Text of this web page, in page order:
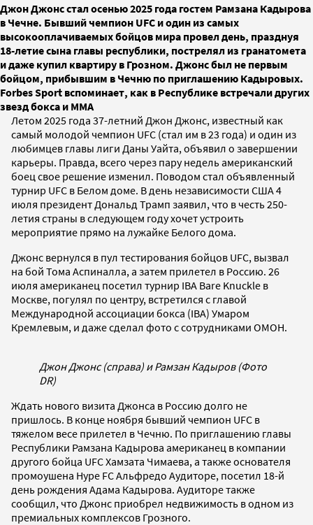
Джон Джонс стал осенью 2025 года гостем Рамзана Кадырова
в Чечне. Бывший чемпион UFC и один из самых
высокооплачиваемых бойцов мира провел день, празднуя
18-летие сына главы республики, пострелял из гранатомета
и даже купил квартиру в Грозном. Джонс был не первым
бойцом, прибывшим в Чечню по приглашению Кадыровых.
Forbes Sport вспоминает, как в Республике встречали других
звезд бокса и ММА
Летом 2025 года 37-летний Джон Джонс, известный как
самый молодой чемпион UFC (стал им в 23 года) и один из
любимцев главы лиги Даны Уайта, объявил о завершении
карьеры. Правда, всего через пару недель американский
боец свое решение изменил. Поводом стал объявленный
турнир UFC в Белом доме. В день независимости США 4
июля президент Дональд Трамп заявил, что в честь 250-
летия страны в следующем году хочет устроить
мероприятие прямо на лужайке Белого дома.
Джонс вернулся в пул тестирования бойцов UFC, вызвал
на бой Тома Аспиналла, а затем прилетел в Россию. 26
июля американец посетил турнир IBA Bare Knuckle в
Москве, погулял по центру, встретился с главой
Международной ассоциации бокса (IBA) Умаром
Кремлевым, и даже сделал фото с сотрудниками ОМОН.
Джон Джонс (справа) и Рамзан Кадыров (Фото
DR)
Ждать нового визита Джонса в Россию долго не
пришлось. В конце ноября бывший чемпион UFC в
тяжелом весе прилетел в Чечню. По приглашению главы
Республики Рамзана Кадырова американец в компании
другого бойца UFC Хамзата Чимаева, а также основателя
промоушена Hype FC Альфредо Аудиторе, посетил 18-й
день рождения Адама Кадырова. Аудиторе также
сообщил, что Джонс приобрел недвижимость в одном из
премиальных комплексов Грозного.